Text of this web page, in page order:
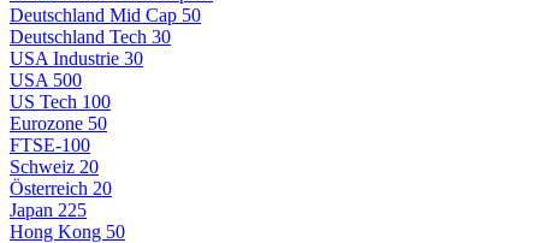
Deutschland Mid Cap 50
Deutschland Tech 30
USA Industrie 30
USA 500
US Tech 100
Eurozone 50
FTSE-100
Schweiz 20
Österreich 20
Japan 225
Hong Kong 50